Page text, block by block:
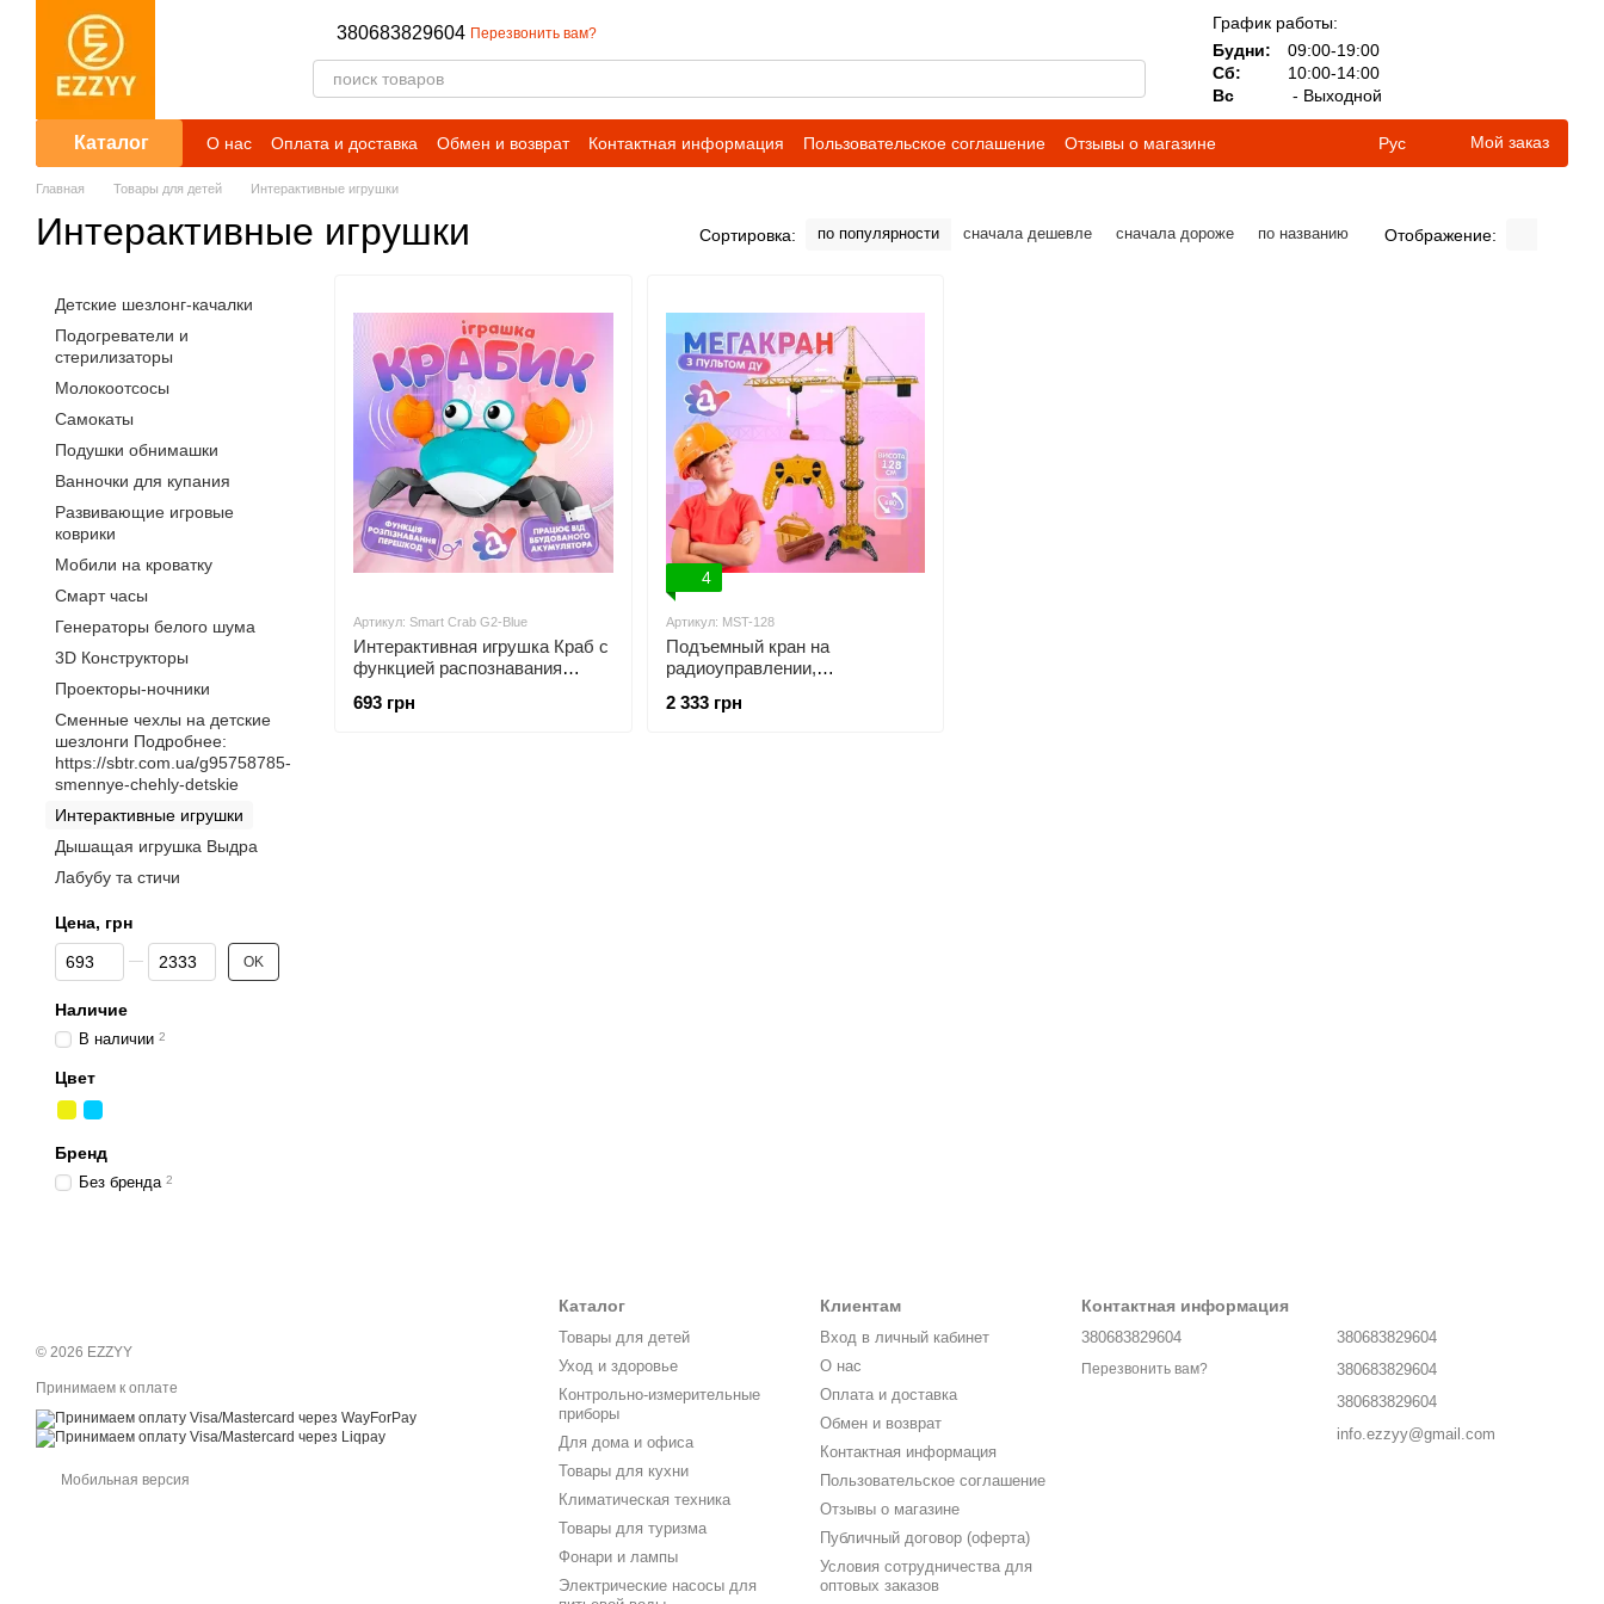
Перейти к основному контенту
380683829604 Перезвонить вам?
График работы:
Будни:
09:00-19:00
Сб:
10:00-14:00
Вс
- Выходной
Каталог О нас Оплата и доставка Обмен и возврат Контактная информация Пользовательское соглашение
Отзывы о магазине
Публичный договор (оферта)
Условия сотрудничества для оптовых заказов
Рус Мой заказ
Главная Товары для детей Интерактивные игрушки
Интерактивные игрушки Сортировка: по популярности сначала дешевле сначала дороже по названию Отображение:
Артикул: Smart Crab G2-Blue
Интерактивная игрушка Краб с
функцией распознавания
аккумуляторе Голубой
693 грн
4
Артикул: MST-128
Подъемный кран на
радиоуправлении,
высота 128 см (MST-128)
2 333 грн
Детские шезлонг-качалки
Подогреватели и
стерилизаторы
Молокоотсосы
Самокаты
Подушки обнимашки
Ванночки для купания
Развивающие игровые
коврики
Мобили на кроватку
Смарт часы
Генераторы белого шума
3D Конструкторы
Проекторы-ночники
Сменные чехлы на детские
шезлонги Подробнее:
https://sbtr.com.ua/g95758785-
smennye-chehly-detskie
Интерактивные игрушки
Дышащая игрушка Выдра
Лабубу та стичи
Цена, грн
От Цена, грн
До Цена, грн OK
Наличие
В наличии 2
Цвет
Бренд
Без бренда 2
© 2026 EZZYY
Принимаем к оплате
Мобильная версия
Каталог
Товары для детей
Уход и здоровье
Контрольно-измерительные
приборы
Для дома и офиса
Товары для кухни
Климатическая техника
Товары для туризма
Фонари и лампы
Электрические насосы для
Клиентам
Вход в личный кабинет
О нас
Оплата и доставка
Обмен и возврат
Контактная информация
Пользовательское соглашение
Отзывы о магазине
Публичный договор (оферта)
Условия сотрудничества для
оптовых заказов
Контактная информация
380683829604
Перезвонить вам?
380683829604
380683829604
380683829604
info.ezzyy@gmail.com